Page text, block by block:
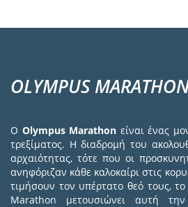
OLYMPUS
Ο Olympus Marathon είναι ένας
τρεξίματος. Η διαδρομή του
αρχαιότητας, τότε που οι
ανηφόριζαν κάθε καλοκαίρι στις
τιμήσουν τον υπέρτατο θεό τους,
Marathon μετουσιώνει αυτή